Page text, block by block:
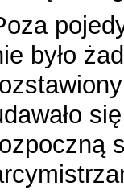
było